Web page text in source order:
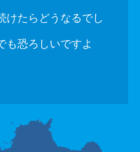
けたらどうなるでし
恐ろしいですよ